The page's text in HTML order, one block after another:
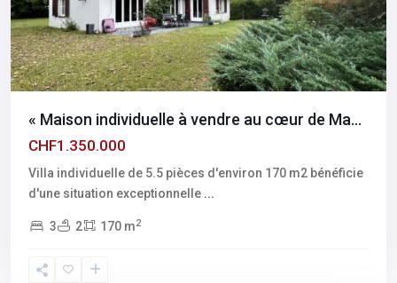
« Maison individuelle à vendre au cœur de Ma...
CHF1.350.000
Villa individuelle de 5.5 pièces d'environ 170 m2 bénéficie
d'une situation exceptionnelle ...
3 2 170 m2
Fribourg